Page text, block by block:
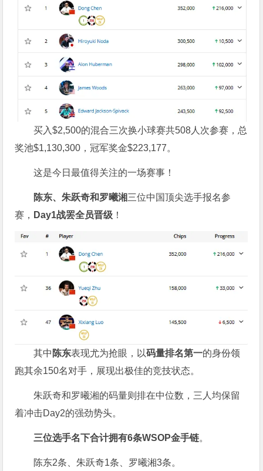
买入$2,500的混合三次换小球赛共508人次参赛，总
奖池$1,130,300，冠军奖金$223,177。
这是今日最值得关注的一场赛事！
陈东、朱跃奇和罗曦湘三位中国顶尖选手报名参
赛， Day1战罢全员晋级 ！
其中 陈东表现尤为抢眼，以码量排名第一的身份领
跑其余150名对手，展现出极佳的竞技状态。
朱跃奇和罗曦湘的码量则排在中位数，三人均保留
着冲击Day2的强劲势头。
三位选手名下合计拥有6条WSOP金手链。
陈东2条、朱跃奇1条、罗曦湘3条。